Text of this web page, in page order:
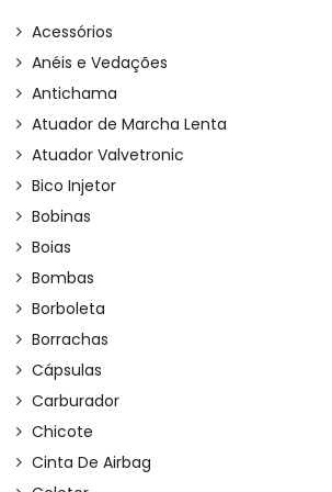
Acessórios
Anéis e Vedações
Antichama
Atuador de Marcha Lenta
Atuador Valvetronic
Bico Injetor
Bobinas
Boias
Bombas
Borboleta
Borrachas
Cápsulas
Carburador
Chicote
Cinta De Airbag